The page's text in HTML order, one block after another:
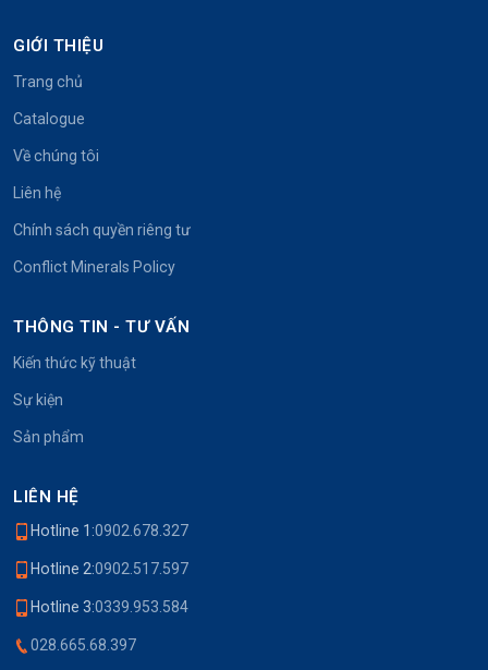
GIỚI THIỆU
Trang chủ
Catalogue
Về chúng tôi
Liên hệ
Chính sách quyền riêng tư
Conflict Minerals Policy
THÔNG TIN - TƯ VẤN
Kiến thức kỹ thuật
Sự kiện
Sản phẩm
LIÊN HỆ
Hotline 1:0902.678.327
Hotline 2:0902.517.597
Hotline 3:0339.953.584
028.665.68.397